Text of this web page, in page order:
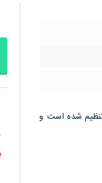
مقدمه تحلیل نتیجه گیری و … می باشد و در 6 صفحه تنظیم شده است و